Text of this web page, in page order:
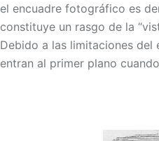
el encuadre fotográfico es
constituye un rasgo de la
Debido a las limitaciones
entran al primer plano